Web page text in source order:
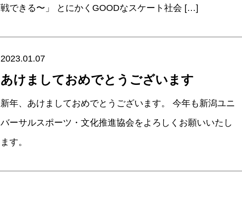
戦できる〜」 とにかくGOODなスケート社会 […]
2023.01.07
あけましておめでとうございます
新年、あけましておめでとうございます。 今年も新潟ユニ
バーサルスポーツ・文化推進協会をよろしくお願いいたし
ます。